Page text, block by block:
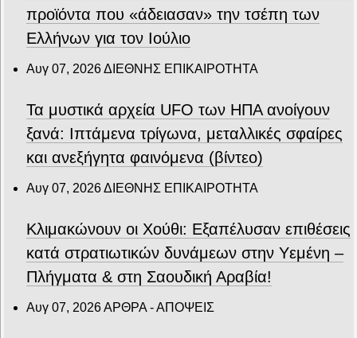
προϊόντα που «άδειασαν» την τσέπη των
Ελλήνων για τον Ιούλιο
Αυγ 07, 2026ΔΙΕΘΝΗΣ ΕΠΙΚΑΙΡΟΤΗΤΑ
Τα μυστικά αρχεία UFO των ΗΠΑ ανοίγουν
ξανά: Ιπτάμενα τρίγωνα, μεταλλικές σφαίρες
και ανεξήγητα φαινόμενα (βίντεο)
Αυγ 07, 2026ΔΙΕΘΝΗΣ ΕΠΙΚΑΙΡΟΤΗΤΑ
Κλιμακώνουν οι Χούθι: Eξαπέλυσαν επιθέσεις
κατά στρατιωτικών δυνάμεων στην Υεμένη –
Πλήγματα & στη Σαουδική Αραβία!
Αυγ 07, 2026ΑΡΘΡΑ - ΑΠΟΨΕΙΣ